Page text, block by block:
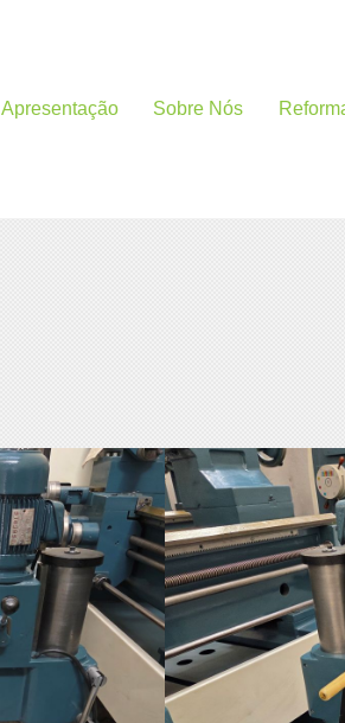
Apresentação Sobre Nós